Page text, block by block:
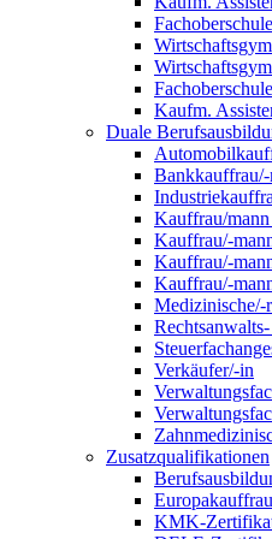
Kaufm.
Duale
Bankkauffrau/-
Kauffrau/
Kauffrau/-
Kauffrau/-
Kauffrau/-
Medizinische/-
Verkäufer/-in
Zusatzqualifikationen
KMK-